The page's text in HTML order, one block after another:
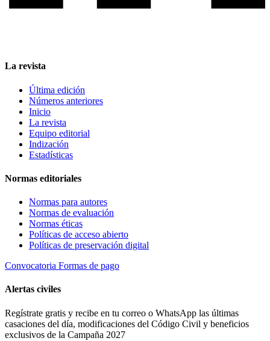
La revista
Última edición
Números anteriores
Inicio
La revista
Equipo editorial
Indización
Estadísticas
Normas editoriales
Normas para autores
Normas de evaluación
Normas éticas
Políticas de acceso abierto
Políticas de preservación digital
Convocatoria Formas de pago
Alertas civiles
Regístrate gratis y recibe en tu correo o WhatsApp las últimas
casaciones del día, modificaciones del Código Civil y beneficios
exclusivos de la Campaña 2027